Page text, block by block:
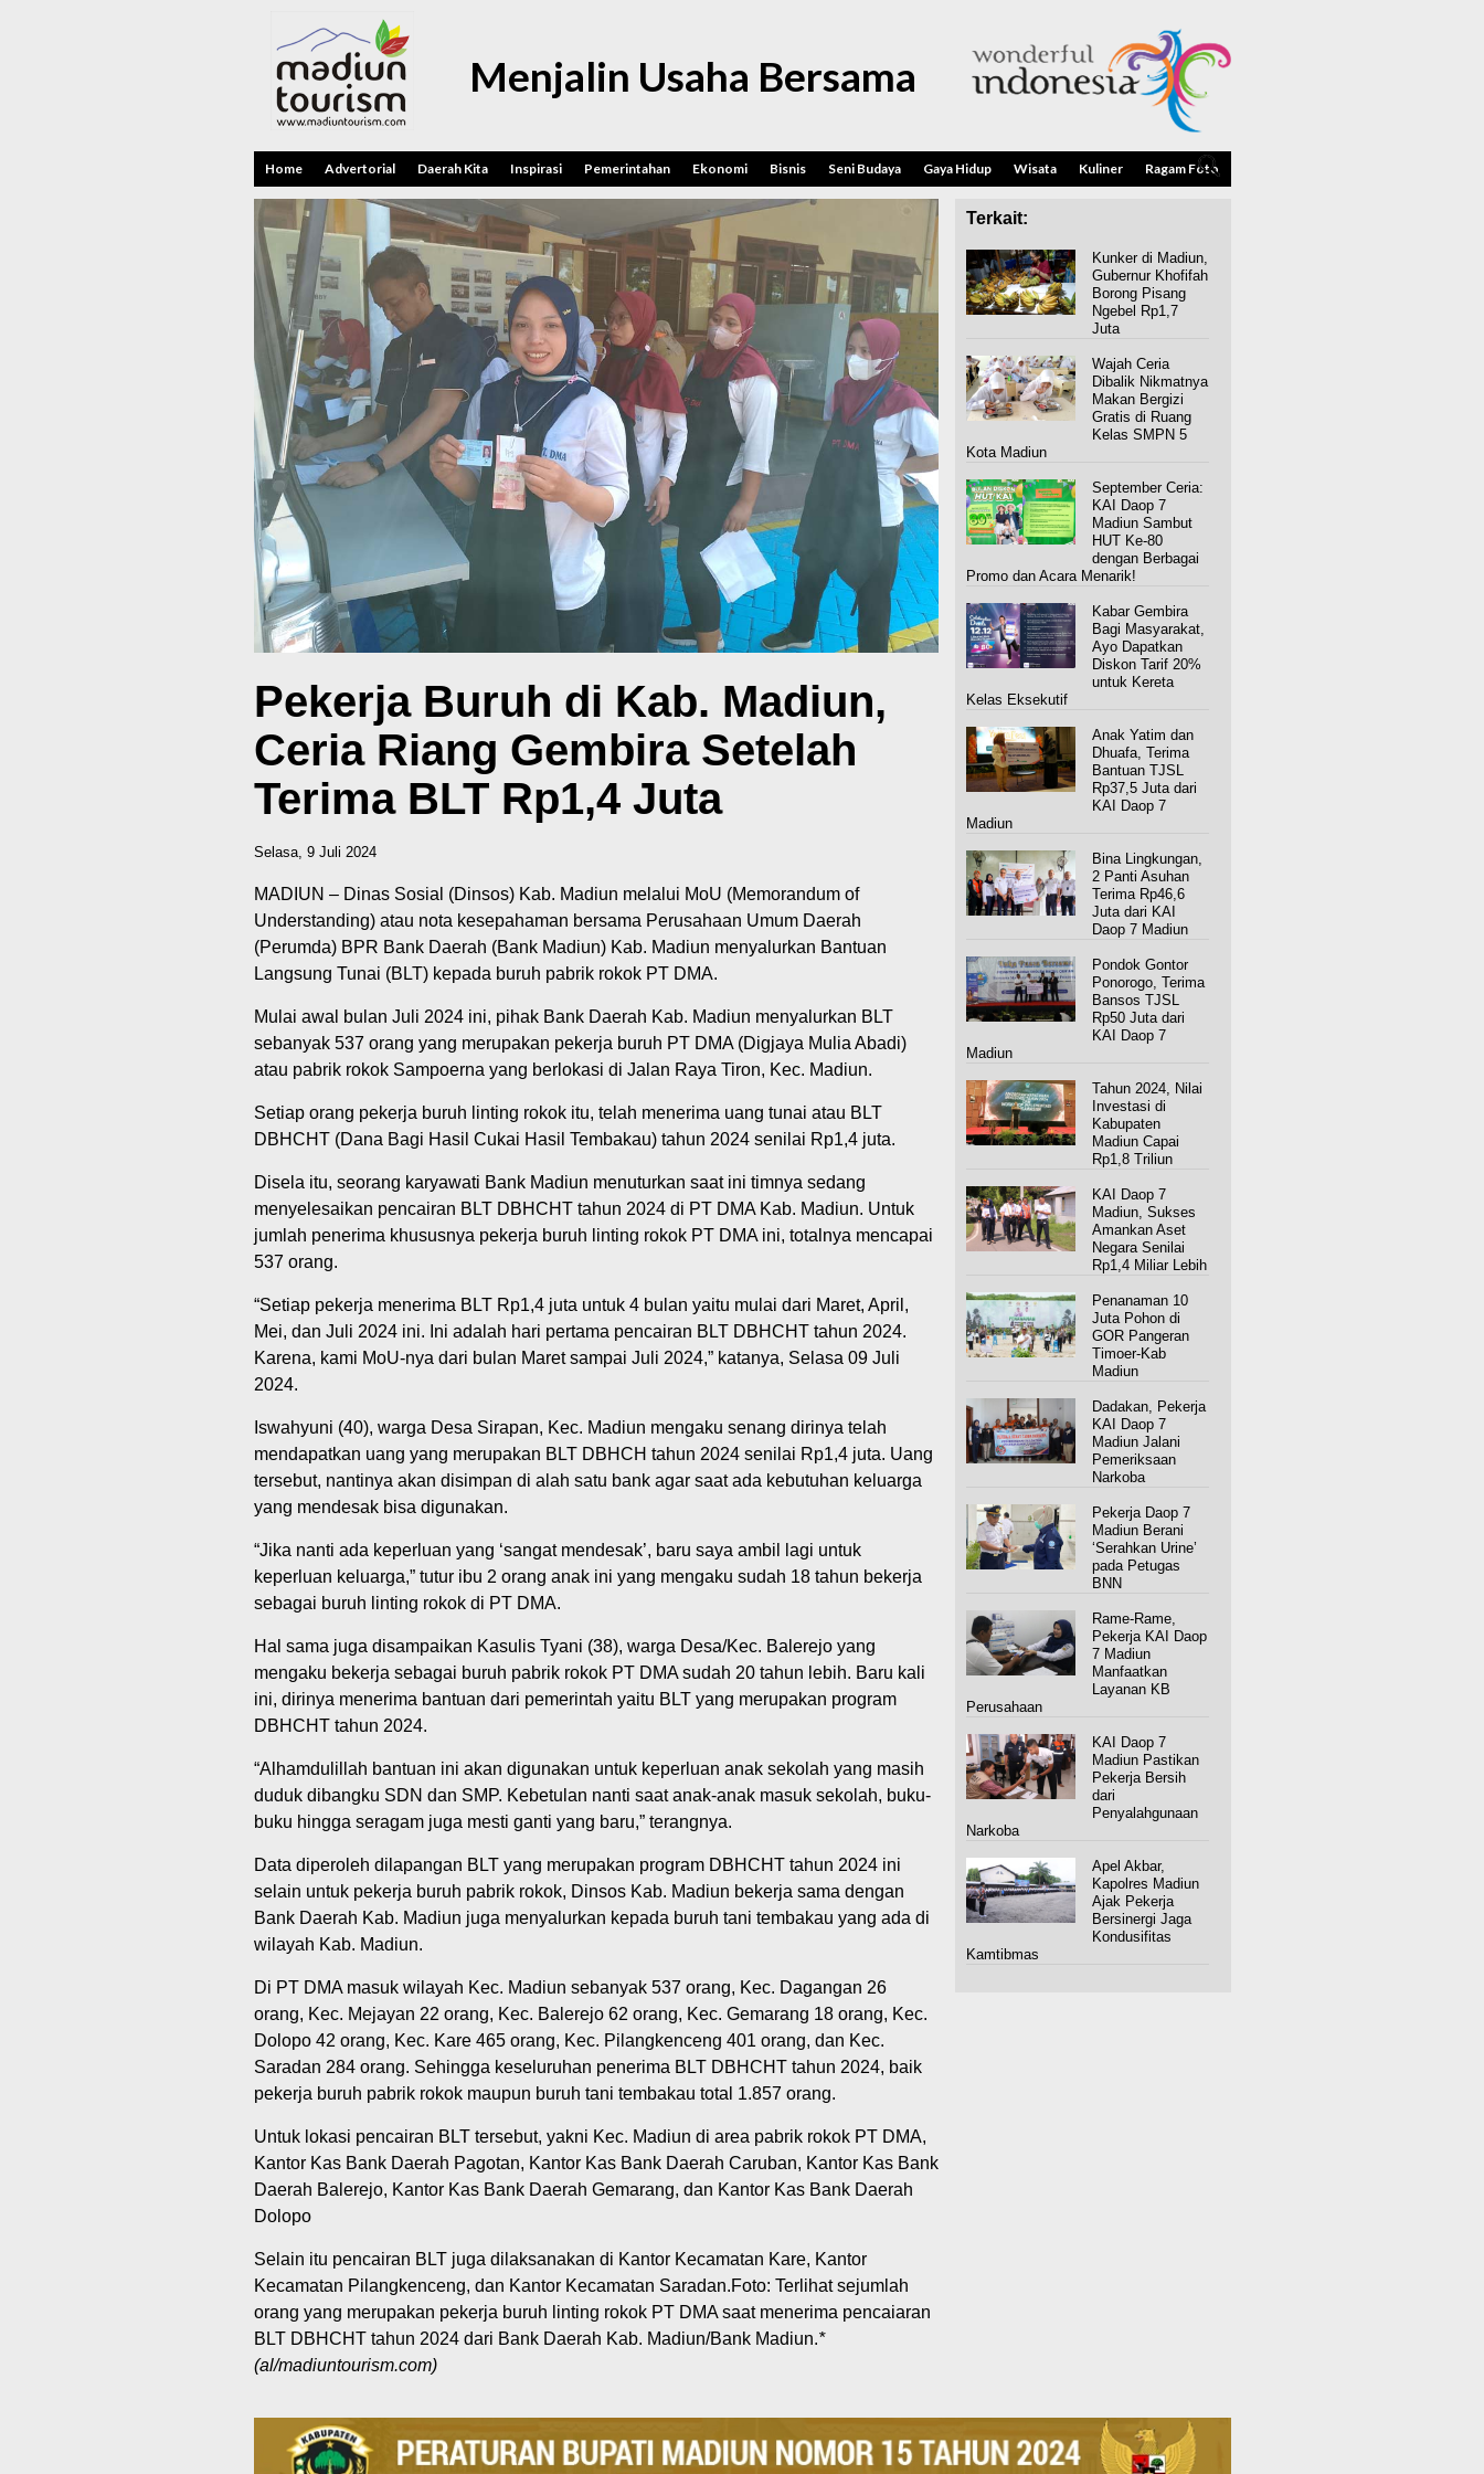
Menjalin Usaha Bersama
Home Advertorial Daerah Kita Inspirasi Pemerintahan Ekonomi Bisnis Seni Budaya Gaya Hidup Wisata Kuliner Ragam Foto
Pekerja Buruh di Kab. Madiun,
Ceria Riang Gembira Setelah
Terima BLT Rp1,4 Juta
Selasa, 9 Juli 2024
MADIUN – Dinas Sosial (Dinsos) Kab. Madiun melalui MoU (Memorandum of
Understanding) atau nota kesepahaman bersama Perusahaan Umum Daerah
(Perumda) BPR Bank Daerah (Bank Madiun) Kab. Madiun menyalurkan Bantuan
Langsung Tunai (BLT) kepada buruh pabrik rokok PT DMA.
Mulai awal bulan Juli 2024 ini, pihak Bank Daerah Kab. Madiun menyalurkan BLT
sebanyak 537 orang yang merupakan pekerja buruh PT DMA (Digjaya Mulia Abadi)
atau pabrik rokok Sampoerna yang berlokasi di Jalan Raya Tiron, Kec. Madiun.
Setiap orang pekerja buruh linting rokok itu, telah menerima uang tunai atau BLT
DBHCHT (Dana Bagi Hasil Cukai Hasil Tembakau) tahun 2024 senilai Rp1,4 juta.
Disela itu, seorang karyawati Bank Madiun menuturkan saat ini timnya sedang
menyelesaikan pencairan BLT DBHCHT tahun 2024 di PT DMA Kab. Madiun. Untuk
jumlah penerima khususnya pekerja buruh linting rokok PT DMA ini, totalnya mencapai
537 orang.
“Setiap pekerja menerima BLT Rp1,4 juta untuk 4 bulan yaitu mulai dari Maret, April,
Mei, dan Juli 2024 ini. Ini adalah hari pertama pencairan BLT DBHCHT tahun 2024.
Karena, kami MoU-nya dari bulan Maret sampai Juli 2024,” katanya, Selasa 09 Juli
2024.
Iswahyuni (40), warga Desa Sirapan, Kec. Madiun mengaku senang dirinya telah
mendapatkan uang yang merupakan BLT DBHCH tahun 2024 senilai Rp1,4 juta. Uang
tersebut, nantinya akan disimpan di alah satu bank agar saat ada kebutuhan keluarga
yang mendesak bisa digunakan.
“Jika nanti ada keperluan yang ‘sangat mendesak’, baru saya ambil lagi untuk
keperluan keluarga,” tutur ibu 2 orang anak ini yang mengaku sudah 18 tahun bekerja
sebagai buruh linting rokok di PT DMA.
Hal sama juga disampaikan Kasulis Tyani (38), warga Desa/Kec. Balerejo yang
mengaku bekerja sebagai buruh pabrik rokok PT DMA sudah 20 tahun lebih. Baru kali
ini, dirinya menerima bantuan dari pemerintah yaitu BLT yang merupakan program
DBHCHT tahun 2024.
“Alhamdulillah bantuan ini akan digunakan untuk keperluan anak sekolah yang masih
duduk dibangku SDN dan SMP. Kebetulan nanti saat anak-anak masuk sekolah, buku-
buku hingga seragam juga mesti ganti yang baru,” terangnya.
Data diperoleh dilapangan BLT yang merupakan program DBHCHT tahun 2024 ini
selain untuk pekerja buruh pabrik rokok, Dinsos Kab. Madiun bekerja sama dengan
Bank Daerah Kab. Madiun juga menyalurkan kepada buruh tani tembakau yang ada di
wilayah Kab. Madiun.
Di PT DMA masuk wilayah Kec. Madiun sebanyak 537 orang, Kec. Dagangan 26
orang, Kec. Mejayan 22 orang, Kec. Balerejo 62 orang, Kec. Gemarang 18 orang, Kec.
Dolopo 42 orang, Kec. Kare 465 orang, Kec. Pilangkenceng 401 orang, dan Kec.
Saradan 284 orang. Sehingga keseluruhan penerima BLT DBHCHT tahun 2024, baik
pekerja buruh pabrik rokok maupun buruh tani tembakau total 1.857 orang.
Untuk lokasi pencairan BLT tersebut, yakni Kec. Madiun di area pabrik rokok PT DMA,
Kantor Kas Bank Daerah Pagotan, Kantor Kas Bank Daerah Caruban, Kantor Kas Bank
Daerah Balerejo, Kantor Kas Bank Daerah Gemarang, dan Kantor Kas Bank Daerah
Dolopo
Selain itu pencairan BLT juga dilaksanakan di Kantor Kecamatan Kare, Kantor
Kecamatan Pilangkenceng, dan Kantor Kecamatan Saradan.Foto: Terlihat sejumlah
orang yang merupakan pekerja buruh linting rokok PT DMA saat menerima pencaiaran
BLT DBHCHT tahun 2024 dari Bank Daerah Kab. Madiun/Bank Madiun.*
(al/madiuntourism.com)
Terkait:
Kunker di Madiun,
Gubernur Khofifah
Borong Pisang
Ngebel Rp1,7
Juta
Wajah Ceria
Dibalik Nikmatnya
Makan Bergizi
Gratis di Ruang
Kelas SMPN 5
Kota Madiun
September Ceria:
KAI Daop 7
Madiun Sambut
HUT Ke-80
dengan Berbagai
Promo dan Acara Menarik!
Kabar Gembira
Bagi Masyarakat,
Ayo Dapatkan
Diskon Tarif 20%
untuk Kereta
Kelas Eksekutif
Anak Yatim dan
Dhuafa, Terima
Bantuan TJSL
Rp37,5 Juta dari
KAI Daop 7
Madiun
Bina Lingkungan,
2 Panti Asuhan
Terima Rp46,6
Juta dari KAI
Daop 7 Madiun
Pondok Gontor
Ponorogo, Terima
Bansos TJSL
Rp50 Juta dari
KAI Daop 7
Madiun
Tahun 2024, Nilai
Investasi di
Kabupaten
Madiun Capai
Rp1,8 Triliun
KAI Daop 7
Madiun, Sukses
Amankan Aset
Negara Senilai
Rp1,4 Miliar Lebih
Penanaman 10
Juta Pohon di
GOR Pangeran
Timoer-Kab
Madiun
Dadakan, Pekerja
KAI Daop 7
Madiun Jalani
Pemeriksaan
Narkoba
Pekerja Daop 7
Madiun Berani
‘Serahkan Urine’
pada Petugas
BNN
Rame-Rame,
Pekerja KAI Daop
7 Madiun
Manfaatkan
Layanan KB
Perusahaan
KAI Daop 7
Madiun Pastikan
Pekerja Bersih
dari
Penyalahgunaan
Narkoba
Apel Akbar,
Kapolres Madiun
Ajak Pekerja
Bersinergi Jaga
Kondusifitas
Kamtibmas